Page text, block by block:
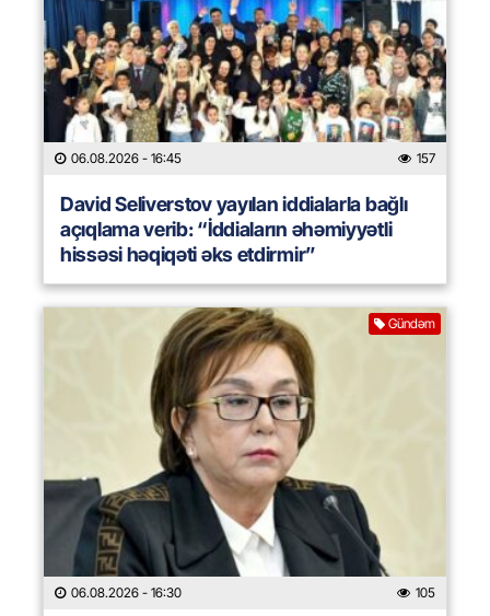
06.08.2026 - 16:45 157
David Seliverstov yayılan iddialarla bağlı
açıqlama verib: “İddiaların əhəmiyyətli
hissəsi həqiqəti əks etdirmir”
Gündəm
06.08.2026 - 16:30 105